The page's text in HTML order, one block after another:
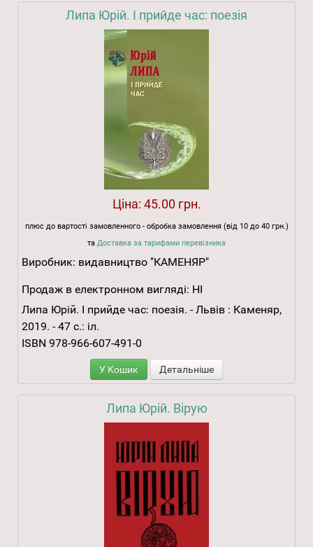
Липа Юрій. І прийде час: поезія
Ціна: 45.00 грн.
плюс до вартості замовленного - обробка замовлення (від 10 до 40 грн.)
та Доставка за тарифами перевізника
Виробник: видавництво "КАМЕНЯР"
Продаж в електронном вигляді: НІ
Липа Юрій. І прийде час: поезія. - Львів : Каменяр,
2019. - 47 с.: іл.
ISBN 978-966-607-491-0
У Кошик Детальніше
Липа Юрій. Вірую